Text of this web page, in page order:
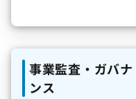
事業監査・ガバナ
ンス